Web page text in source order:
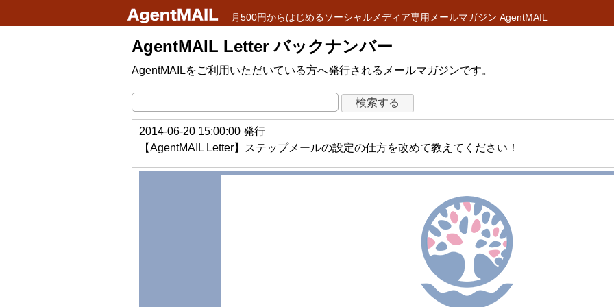
月500円からはじめるソーシャルメディア専用メールマガジン AgentMAIL
AgentMAIL Letter バックナンバー
AgentMAILをご利用いただいている方へ発行されるメールマガジンです。
2014-06-20 15:00:00 発行
【AgentMAIL Letter】ステップメールの設定の仕方を改めて教えてください！